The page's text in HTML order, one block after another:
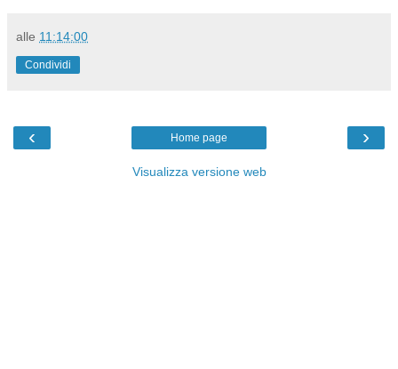
alle 11:14:00
Condividi
‹ ›
Home page
Visualizza versione web